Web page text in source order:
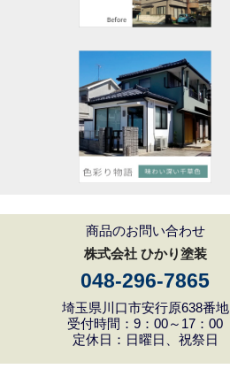
商品のお問い合わせ
株式会社 ひかり塗装
048-296-7865
埼玉県川口市安行原638番地
受付時間：9：00～17：00
定休日：日曜日、祝祭日